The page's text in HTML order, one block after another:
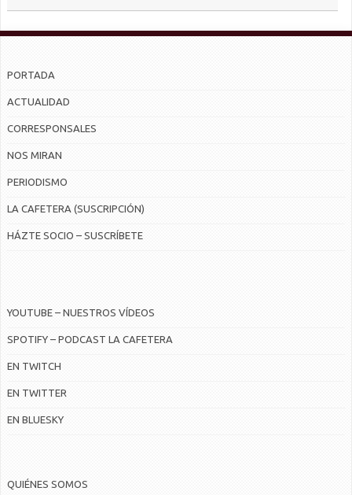
PORTADA
ACTUALIDAD
CORRESPONSALES
NOS MIRAN
PERIODISMO
LA CAFETERA (SUSCRIPCIÓN)
HÁZTE SOCIO – SUSCRÍBETE
YOUTUBE – NUESTROS VÍDEOS
SPOTIFY – PODCAST LA CAFETERA
EN TWITCH
EN TWITTER
EN BLUESKY
QUIÉNES SOMOS